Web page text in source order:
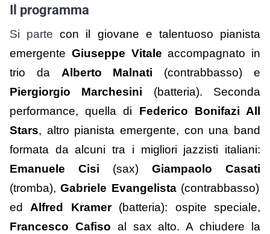
Il programma
Si partecon il giovane e talentuoso pianista
emergente Giuseppe Vitale accompagnato in
trio
da Alberto Malnati (contrabbasso) e
Piergiorgio Marchesini (batteria). Seconda
performance, quella di Federico Bonifazi All
Stars, altro pianista emergente, con una band
formata da alcuni tra i migliori jazzisti italiani:
Emanuele Cisi (sax) Giampaolo Casati
(tromba),Gabriele Evangelista(contrabbasso)
edAlfred Kramer(batteria): ospite speciale,
Francesco Cafiso al sax alto.A chiudere la